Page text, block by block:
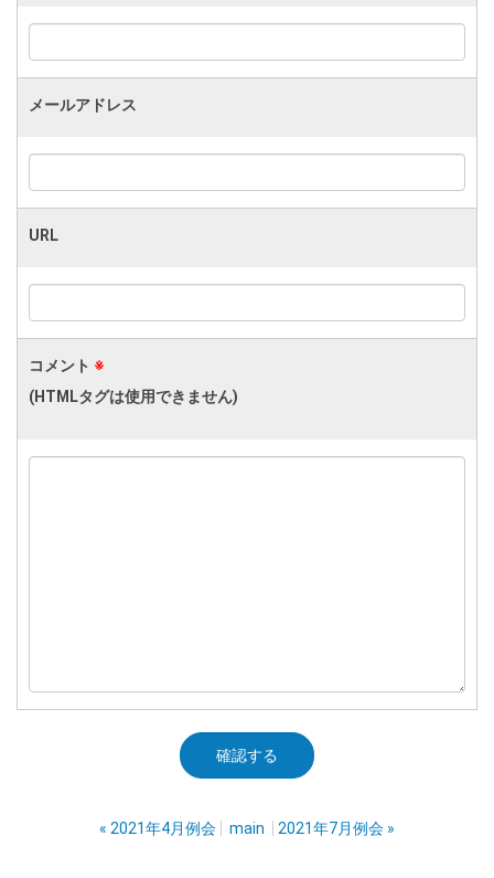
メールアドレス
URL
コメント ※
(HTMLタグは使用できません)
« 2021年4月例会 main 2021年7月例会 »